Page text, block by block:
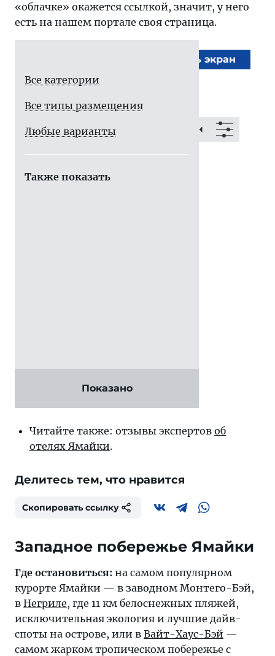
«облачке» окажется ссылкой, значит, у него
есть на нашем портале своя страница.
На весь экран
Показано
Все категории
Все типы размещения
Любые варианты
Также показать
Читайте также: отзывы экспертов об
отелях Ямайки.
Делитесь тем, что нравится
Скопировать ссылку
Западное побережье Ямайки
Где остановиться: на самом популярном
курорте Ямайки — в заводном Монтего-Бэй,
в Негриле, где 11 км белоснежных пляжей,
исключительная экология и лучшие дайв-
споты на острове, или в Вайт-Хаус-Бэй —
самом жарком тропическом побережье с